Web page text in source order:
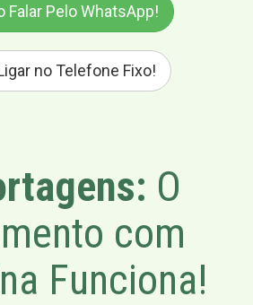
Falar Pelo WhatsApp!
no Telefone Fixo!
O
com
Funciona!